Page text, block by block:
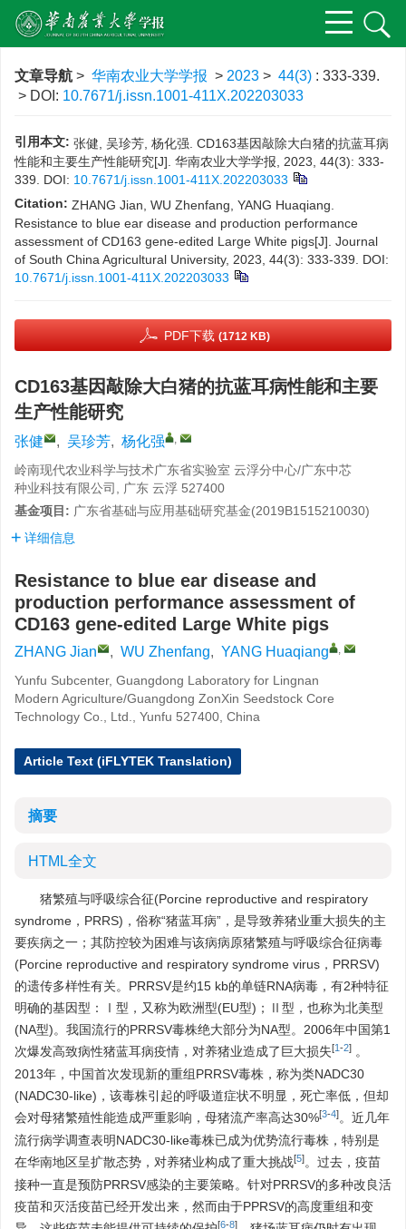
文章导航 > 华南农业大学学报 > 2023 > 44(3) : 333-339.
> DOI: 10.7671/j.issn.1001-411X.202203033
引用本文: 张健, 吴珍芳, 杨化强. CD163基因敲除大白猪的抗蓝耳病
性能和主要生产性能研究[J]. 华南农业大学学报, 2023, 44(3): 333-
339.
DOI: 10.7671/j.issn.1001-411X.202203033
Citation: ZHANG Jian, WU Zhenfang, YANG Huaqiang.
Resistance to blue ear disease and production performance
assessment of CD163 gene-edited Large White pigs[J]. Journal
of South China Agricultural University, 2023, 44(3): 333-339.
DOI:
10.7671/j.issn.1001-411X.202203033
PDF下载 (1712 KB)
CD163基因敲除大白猪的抗蓝耳病性能和主要
生产性能研究
张健 , 吴珍芳, 杨化强 ,
岭南现代农业科学与技术广东省实验室 云浮分中心/广东中芯
种业科技有限公司, 广东 云浮 527400
基金项目: 广东省基础与应用基础研究基金(2019B1515210030)
详细信息
Resistance to blue ear disease and
production performance assessment of
CD163 gene-edited Large White pigs
ZHANG Jian , WU Zhenfang, YANG Huaqiang ,
Yunfu Subcenter, Guangdong Laboratory for Lingnan
Modern Agriculture/Guangdong ZonXin Seedstock Core
Technology Co., Ltd., Yunfu 527400, China
Article Text (iFLYTEK Translation)
摘要
HTML全文
猪繁殖与呼吸综合征(Porcine reproductive and respiratory
syndrome，PRRS)，俗称“猪蓝耳病”，是导致养猪业重大损失的主
要疾病之一；其防控较为困难与该病病原猪繁殖与呼吸综合征病毒
(Porcine reproductive and respiratory syndrome virus，PRRSV)
的遗传多样性有关。PRRSV是约15 kb的单链RNA病毒，有2种特征
明确的基因型：Ⅰ型，又称为欧洲型(EU型)；Ⅱ型，也称为北美型
(NA型)。我国流行的PRRSV毒株绝大部分为NA型。2006年中国第1
次爆发高致病性猪蓝耳病疫情，对养猪业造成了巨大损失[1-2] 。
2013年，中国首次发现新的重组PRRSV毒株，称为类NADC30
(NADC30-like)，该毒株引起的呼吸道症状不明显，死亡率低，但却
会对母猪繁殖性能造成严重影响，母猪流产率高达30%[3-4]。近几年
流行病学调查表明NADC30-like毒株已成为优势流行毒株，特别是
在华南地区呈扩散态势，对养猪业构成了重大挑战[5]。过去，疫苗
接种一直是预防PRRSV感染的主要策略。针对PRRSV的多种改良活
疫苗和灭活疫苗已经开发出来，然而由于PPRSV的高度重组和变
[6-8]